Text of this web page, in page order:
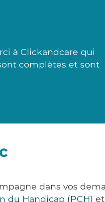
à Clickandcare qui
complètes et sont
dans vos
du Handicap (PCH)